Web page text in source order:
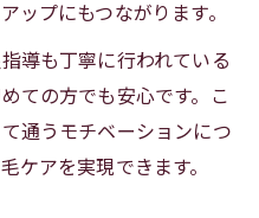
のメンズ脱毛活用法
脱毛で理想の身だしな
ップにもつながります。
導も丁寧に行われている
ての方でも安心です。こ
通うモチベーションにつ
ケアを実現できます。